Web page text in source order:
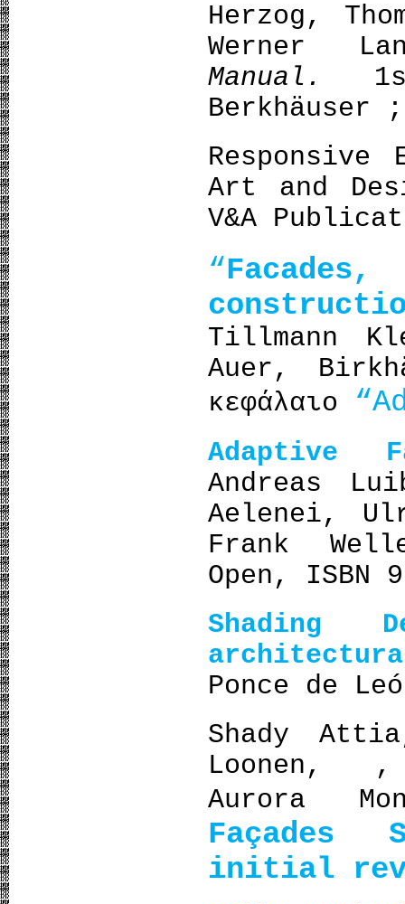
Herzog,
Werner
Manual.
Responsive
Art and
V&A
“
Tillmann
Auer,
κεφάλαιο
Adaptive
Andreas
Aelenei,
Frank
Open, ISBN
Shading
Ponce de
Shady
Loonen,
Aurora
Façades
initial